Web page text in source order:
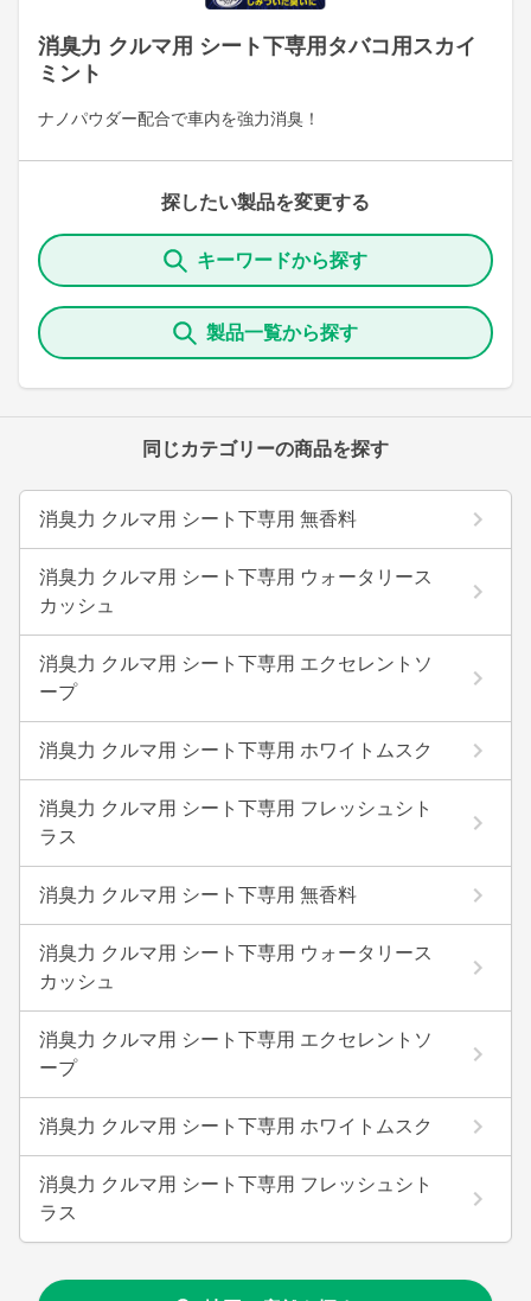
消臭力 クルマ用 シート下専用タバコ用スカイ
ミント
ナノパウダー配合で車内を強力消臭！
探したい製品を変更する
キーワードから探す
製品一覧から探す
同じカテゴリーの商品を探す
消臭力 クルマ用 シート下専用 無香料
消臭力 クルマ用 シート下専用 ウォータリース
カッシュ
消臭力 クルマ用 シート下専用 エクセレントソ
ープ
消臭力 クルマ用 シート下専用 ホワイトムスク
消臭力 クルマ用 シート下専用 フレッシュシト
ラス
消臭力 クルマ用 シート下専用 無香料
消臭力 クルマ用 シート下専用 ウォータリース
カッシュ
消臭力 クルマ用 シート下専用 エクセレントソ
ープ
消臭力 クルマ用 シート下専用 ホワイトムスク
消臭力 クルマ用 シート下専用 フレッシュシト
ラス